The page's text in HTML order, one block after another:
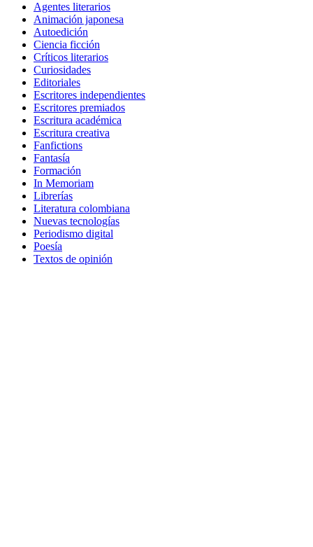
Agentes literarios
Animación japonesa
Autoedición
Ciencia ficción
Críticos literarios
Curiosidades
Editoriales
Escritores independientes
Escritores premiados
Escritura académica
Escritura creativa
Fanfictions
Fantasía
Formación
In Memoriam
Librerías
Literatura colombiana
Nuevas tecnologías
Periodismo digital
Poesía
Textos de opinión